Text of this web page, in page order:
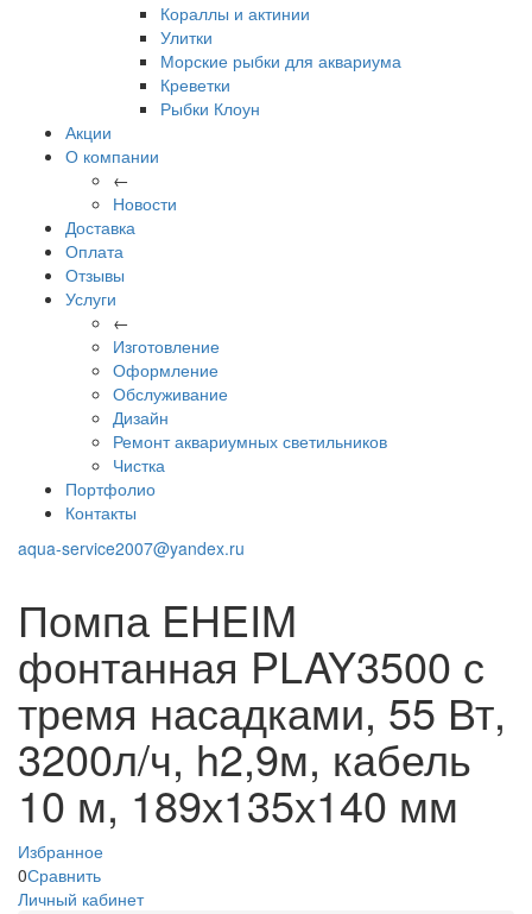
Кораллы и актинии
Улитки
Морские рыбки для аквариума
Креветки
Рыбки Клоун
Акции
О компании
←
Новости
Доставка
Оплата
Отзывы
Услуги
←
Изготовление
Оформление
Обслуживание
Дизайн
Ремонт аквариумных светильников
Чистка
Портфолио
Контакты
aqua-service2007@yandex.ru
Помпа EHEIM
фонтанная PLAY3500 с
тремя насадками, 55 Вт,
3200л/ч, h2,9м, кабель
10 м, 189х135х140 мм
Избранное
0Сравнить
Личный кабинет